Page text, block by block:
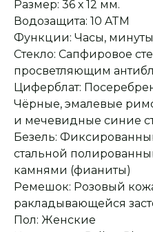
Размер: 36 х 12 мм.
Водозащита: 10 ATM
Функции: Часы,
Стекло: Сапфировое
просветляющим
Циферблат:
Чёрные, эмалевые
и мечевидные синие
Безель:
стальной
камнями (фианиты)
Ремешок: Розовый
ракладывающейся
Пол: Женские
Оплата при получении
Заказ опласивается
после примерки и
Ответим
и